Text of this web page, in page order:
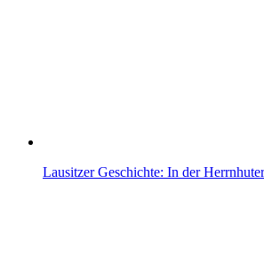
Lausitzer Geschichte: In der